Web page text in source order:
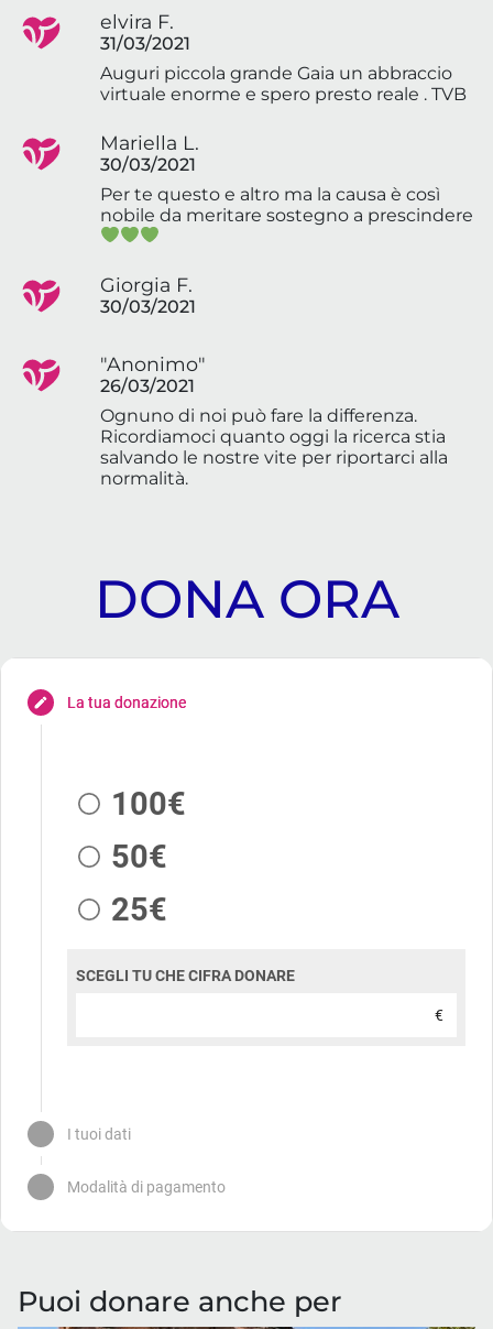
elvira F.
31/03/2021
Auguri piccola grande Gaia un abbraccio
virtuale enorme e spero presto reale . TVB
Mariella L.
30/03/2021
Per te questo e altro ma la causa è così
nobile da meritare sostegno a prescindere
Giorgia F.
30/03/2021
"Anonimo"
26/03/2021
Ognuno di noi può fare la differenza.
Ricordiamoci quanto oggi la ricerca stia
salvando le nostre vite per riportarci alla
normalità.
DONA ORA
Puoi donare anche per